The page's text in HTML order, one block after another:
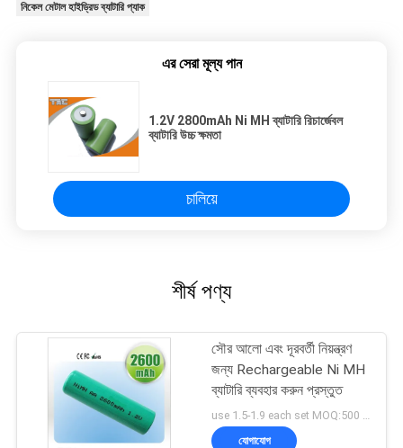
নিকেল মেটাল হাইড্রিড ব্যাটারি প্যাক
এর সেরা মূল্য পান
1.2V 2800mAh Ni MH ব্যাটারি রিচার্জেবল
ব্যাটারি উচ্চ ক্ষমতা
চালিয়ে
শীর্ষ পণ্য
সৌর আলো এবং দূরবর্তী নিয়ন্ত্রণ
জন্য Rechargeable Ni MH
ব্যাটারি ব্যবহার করুন প্রস্তুত
use 1.5-1.9 each set MOQ:500 PCS
যোগাযোগ